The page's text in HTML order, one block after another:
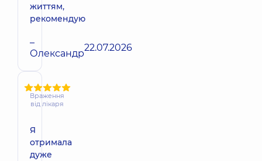
життям,
рекомендую
–
Олександр22.07.2026
Враження
від лікаря
Я
отримала
дуже